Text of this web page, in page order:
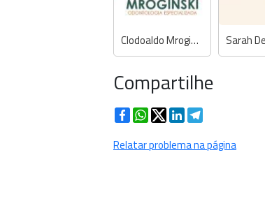
Clodoaldo Mroginski - Dentista
Compartilhe
FacebookWhatsApp
TwitterLinkedIn
Relatar problema na página